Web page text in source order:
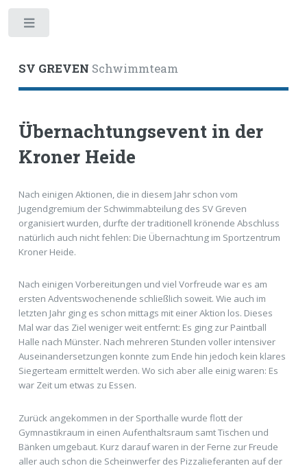
SV GREVEN Schwimmteam
Übernachtungsevent in der
Kroner Heide
Nach einigen Aktionen, die in diesem Jahr schon vom
Jugendgremium der Schwimmabteilung des SV Greven
organisiert wurden, durfte der traditionell krönende Abschluss
natürlich auch nicht fehlen: Die Übernachtung im Sportzentrum
Kroner Heide.
Nach einigen Vorbereitungen und viel Vorfreude war es am
ersten Adventswochenende schließlich soweit. Wie auch im
letzten Jahr ging es schon mittags mit einer Aktion los. Dieses
Mal war das Ziel weniger weit entfernt: Es ging zur Paintball
Halle nach Münster. Nach mehreren Stunden voller intensiver
Auseinandersetzungen konnte zum Ende hin jedoch kein klares
Siegerteam ermittelt werden. Wo sich aber alle einig waren: Es
war Zeit um etwas zu Essen.
Zurück angekommen in der Sporthalle wurde flott der
Gymnastikraum in einen Aufenthaltsraum samt Tischen und
Bänken umgebaut. Kurz darauf waren in der Ferne zur Freude
aller auch schon die Scheinwerfer des Pizzalieferanten auf der